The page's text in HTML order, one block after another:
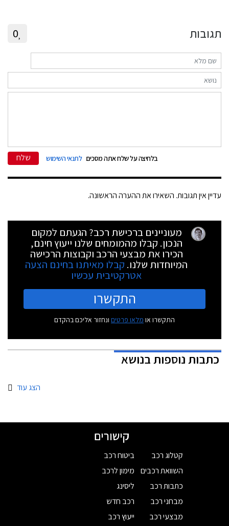
תגובות 0
בלחיצה על שלח אתה מסכים לתנאי השימוש שלח
עדיין אין תגובות. השאירו את ההערה הראשונה.
מעוניינים ברכישת רכב? הגעתם למקום
הנכון. קבלו מהמומחים שלנו ייעוץ חינם,
הכירו את מבצעי הרכב וקבוצות הרכישה
המיוחדות שלנו. קבלו מאיתנו בחינם הצעה
אטרקטיבית עכשיו
התקשרו
התקשרו או מלאו פרטים ונחזור אליכם בהקדם
כתבות נוספות בנושא
הצג עוד
קישורים
קטלוג רכב
השוואת רכבים
כתבות רכב
מבחני רכב
מבצעי רכב
ביטוח רכב
מימון לרכב
ליסינג
רכב חדש
ייעוץ רכב